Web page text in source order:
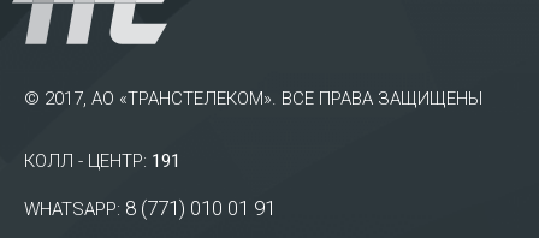
© 2017, АО «ТРАНСТЕЛЕКОМ». ВСЕ ПРАВА ЗАЩИЩЕНЫ
КОЛЛ - ЦЕНТР: 191
WHATSAPP: 8 (771) 010 01 91